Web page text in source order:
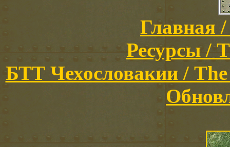
Главная
Ресурсы /
БТТ Чехословакии /